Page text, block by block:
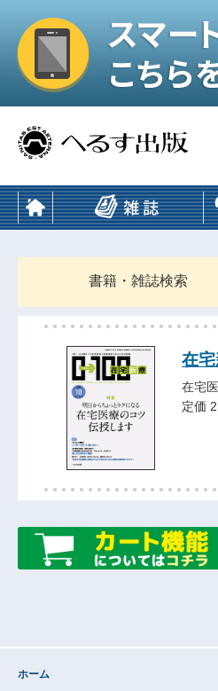
書籍・雑誌検索
在
在宅
定価
ホーム